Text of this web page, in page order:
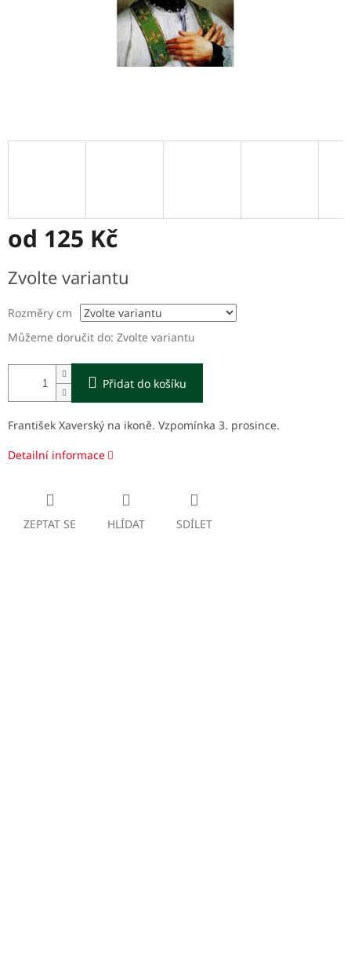
od 125 Kč
cena:
Zvolte variantu
Rozměry cm
Můžeme doručit do: Zvolte variantu
Přidat do košíku
František Xaverský na ikoně. Vzpomínka 3. prosince.
Detailní informace
ZEPTAT SE HLÍDAT SDÍLET